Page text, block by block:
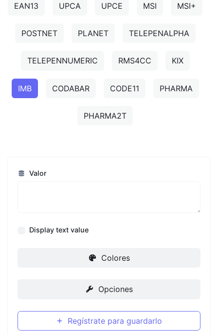
EAN13 UPCA UPCE MSI MSI+
POSTNET PLANET TELEPENALPHA
TELEPENNUMERIC RMS4CC KIX
IMB CODABAR CODE11 PHARMA
PHARMA2T
Valor
Display text value
Colores
Opciones
Regístrate para guardarlo